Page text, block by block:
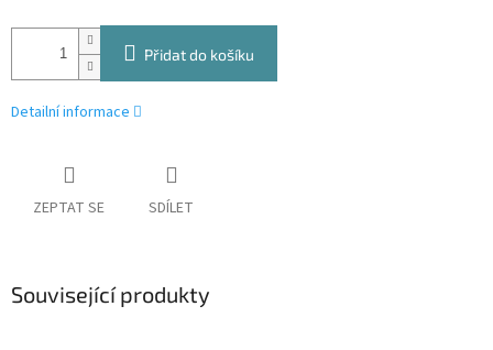
Přidat do košíku
Detailní informace
ZEPTAT SE SDÍLET
Související produkty